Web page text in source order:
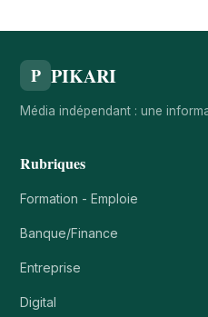
P PIKARI
Média indépendant : une
Rubriques
Formation - Emploie
Banque/Finance
Entreprise
Digital